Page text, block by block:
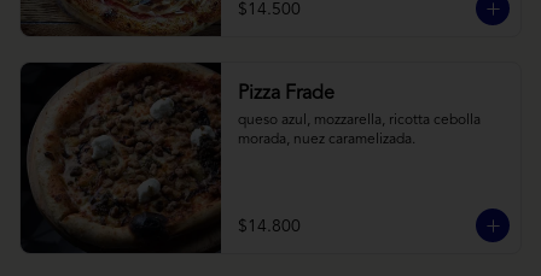
$14.500
Pizza Frade
queso azul, mozzarella, ricotta cebolla
morada, nuez caramelizada.
$14.800